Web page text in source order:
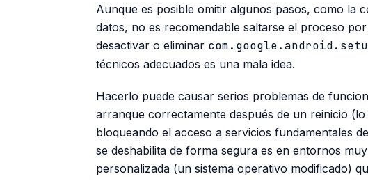
Aunque es posible omitir algunos pasos, como la
datos, no es recomendable saltarse el proceso
desactivar o eliminar
técnicos adecuados es una mala idea.
Hacerlo puede causar serios problemas de
arranque correctamente después de un reinicio
bloqueando el acceso a servicios fundamentales
se deshabilita de forma segura es en entornos
personalizada (un sistema operativo modificado)